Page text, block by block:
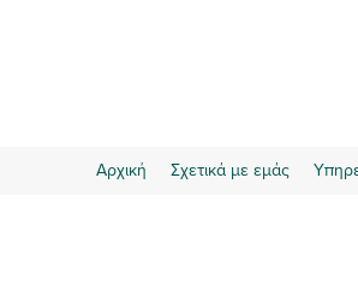
Αρχική Σχετικά με εμάς